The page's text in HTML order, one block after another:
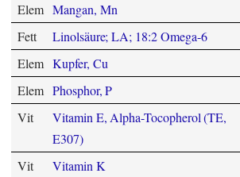
Elem Mangan, Mn
Fett
Linolsäure; LA; 18:2 Omega-6
Elem Kupfer, Cu
Elem Phosphor, P
Vit
Vitamin E, Alpha-Tocopherol (TE,
E307)
Vit Vitamin K